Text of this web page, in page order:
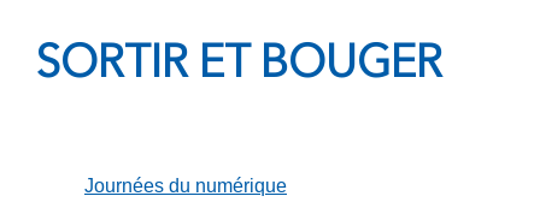
SORTIR ET BOUGER
Journées du numérique